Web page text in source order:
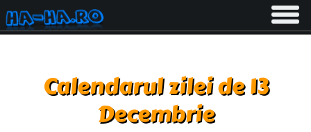
Toggle
Calendarul zilei de 13
Decembrie